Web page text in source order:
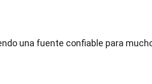
una fuente confiable para